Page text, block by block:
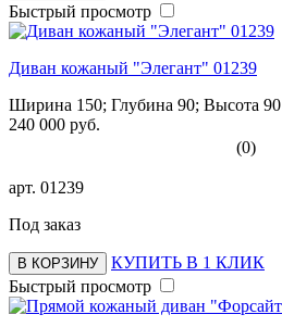
Быстрый просмотр
Диван кожаный "Элегант" 01239
Ширина 150; Глубина 90; Высота 90
240 000 руб.
(0)
арт. 01239
Под заказ
В КОРЗИНУ
КУПИТЬ В 1 КЛИК
Быстрый просмотр